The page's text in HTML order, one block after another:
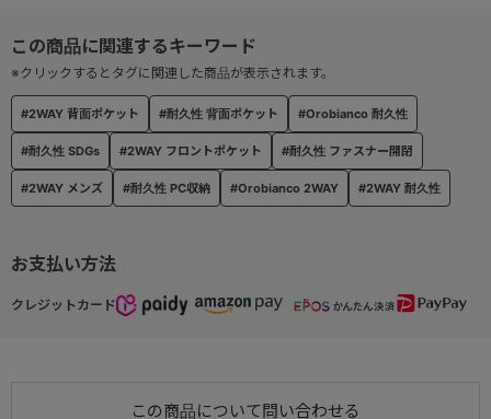
お支払い方法
クレジットカード
この商品について問い合わせる
#2WAY 背面ポケット #耐久性 背面ポケット #Orobianco 耐久性
#耐久性 SDGs #2WAY フロントポケット #耐久性 ファスナー開閉
#2WAY メンズ #耐久性 PC収納 #Orobianco 2WAY #2WAY 耐久性
※クリックするとタグに関連した商品が表示されます。